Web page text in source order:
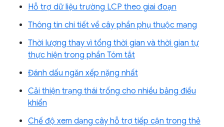
Hỗ trợ dữ liệu trường LCP theo giai đoạn
Thông tin chi tiết về cây phần phụ thuộc mạng
Thời lượng thay vì tổng thời gian và thời gian tự
thực hiện trong phần Tóm tắt
Đánh dấu ngăn xếp nặng nhất
Cải thiện trạng thái trống cho nhiều bảng điều
khiển
Chế độ xem dạng cây hỗ trợ tiếp cận trong thẻ